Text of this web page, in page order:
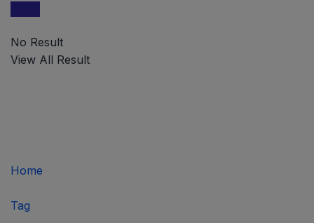
No Result
View All Result
Home
Tag